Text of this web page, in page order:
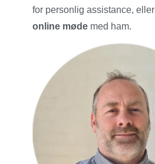
for personlig assistance, eller
online møde med ham.